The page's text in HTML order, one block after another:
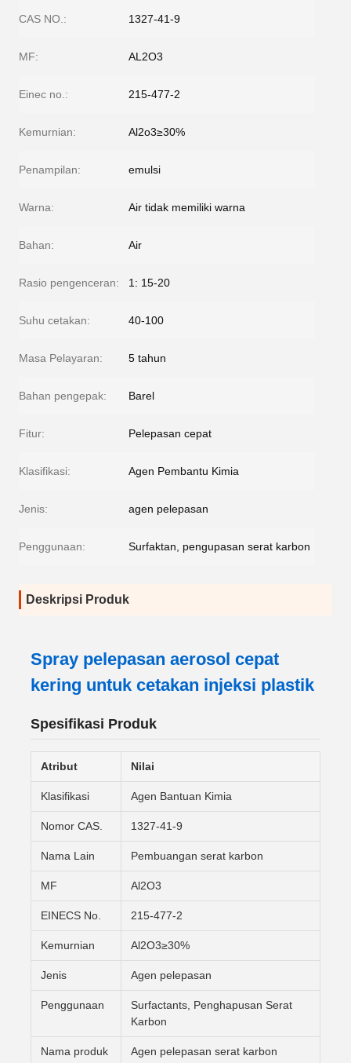
CAS NO.: 1327-41-9
MF: AL2O3
Einec no.: 215-477-2
Kemurnian: Al2o3≥30%
Penampilan: emulsi
Warna: Air tidak memiliki warna
Bahan: Air
Rasio pengenceran: 1: 15-20
Suhu cetakan: 40-100
Masa Pelayaran: 5 tahun
Bahan pengepak: Barel
Fitur: Pelepasan cepat
Klasifikasi: Agen Pembantu Kimia
Jenis: agen pelepasan
Penggunaan: Surfaktan, pengupasan serat karbon
Deskripsi Produk
Spray pelepasan aerosol cepat
kering untuk cetakan injeksi plastik
Spesifikasi Produk
Atribut Nilai
Klasifikasi Agen Bantuan Kimia
Nomor CAS. 1327-41-9
Nama Lain Pembuangan serat karbon
MF Al2O3
EINECS No. 215-477-2
Kemurnian Al2O3≥30%
Jenis Agen pelepasan
Penggunaan
Surfactants, Penghapusan Serat
Karbon
Nama produk Agen pelepasan serat karbon